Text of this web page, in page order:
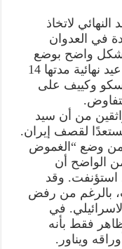
مغلقة
لاتخاذ
في العدوان
بشكل واضح بوضع
أوكرانيا – حيث كانت هناك أيضًا مواعيد نهائية مدتها 14
وكييف على
من أن سيد
لقصف إيران.
وضع “الغموض
الواضح أن
استؤنفت. وقد
بالرغم من رفض
في
فقط بأنه
ويناور.